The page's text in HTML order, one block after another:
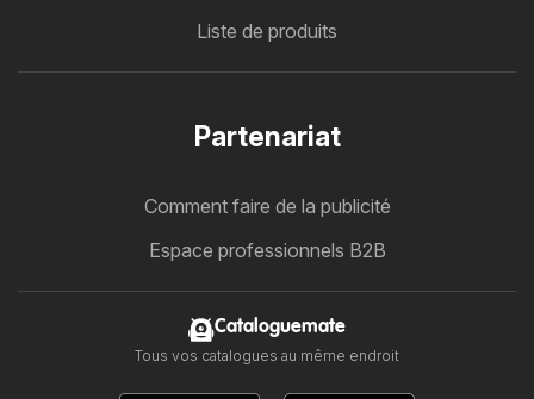
Liste de produits
Partenariat
Comment faire de la publicité
Espace professionnels B2B
Cataloguemate
Tous vos catalogues au même endroit